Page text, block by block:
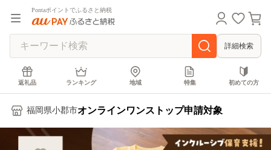
Pontaポイントでふるさと納税
詳細検索
返礼品 ランキング 地域 特集 初めての方
福岡県小郡市オンラインワンストップ申請対象